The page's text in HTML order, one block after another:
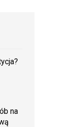
na